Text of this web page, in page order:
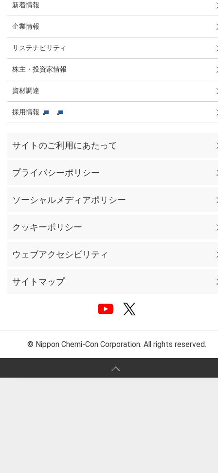
新着情報
企業情報
サステナビリティ
株主・投資家情報
資材調達
採用情報
サイトのご利用にあたって
プライバシーポリシー
ソーシャルメディアポリシー
クッキーポリシー
ウェブアクセシビリティ
サイトマップ
© Nippon Chemi-Con Corporation. All rights reserved.